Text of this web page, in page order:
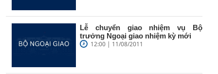
Lễ chuyển giao nhiệm vụ Bộ
trưởng Ngoại giao nhiệm kỳ mới
12:00 | 11/08/2011